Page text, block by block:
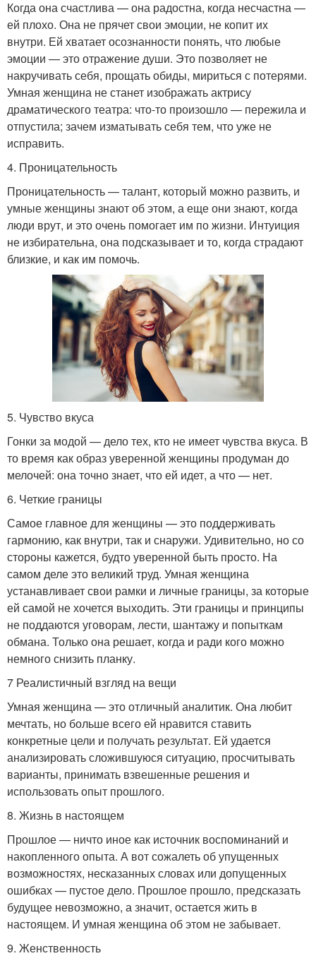
Когда она счастлива — она радостна, когда несчастна —
ей плохо. Она не прячет свои эмоции, не копит их
внутри. Ей хватает осознанности понять, что любые
эмоции — это отражение души. Это позволяет не
накручивать себя, прощать обиды, мириться с потерями.
Умная женщина не станет изображать актрису
драматического театра: что-то произошло — пережила и
отпустила; зачем изматывать себя тем, что уже не
исправить.
4. Проницательность
Проницательность — талант, который можно развить, и
умные женщины знают об этом, а еще они знают, когда
люди врут, и это очень помогает им по жизни. Интуиция
не избирательна, она подсказывает и то, когда страдают
близкие, и как им помочь.
5. Чувство вкуса
Гонки за модой — дело тех, кто не имеет чувства вкуса. В
то время как образ уверенной женщины продуман до
мелочей: она точно знает, что ей идет, а что — нет.
6. Четкие границы
Самое главное для женщины — это поддерживать
гармонию, как внутри, так и снаружи. Удивительно, но со
стороны кажется, будто уверенной быть просто. На
самом деле это великий труд. Умная женщина
устанавливает свои рамки и личные границы, за которые
ей самой не хочется выходить. Эти границы и принципы
не поддаются уговорам, лести, шантажу и попыткам
обмана. Только она решает, когда и ради кого можно
немного снизить планку.
7 Реалистичный взгляд на вещи
Умная женщина — это отличный аналитик. Она любит
мечтать, но больше всего ей нравится ставить
конкретные цели и получать результат. Ей удается
анализировать сложившуюся ситуацию, просчитывать
варианты, принимать взвешенные решения и
использовать опыт прошлого.
8. Жизнь в настоящем
Прошлое — ничто иное как источник воспоминаний и
накопленного опыта. А вот сожалеть об упущенных
возможностях, несказанных словах или допущенных
ошибках — пустое дело. Прошлое прошло, предсказать
будущее невозможно, а значит, остается жить в
настоящем. И умная женщина об этом не забывает.
9. Женственность